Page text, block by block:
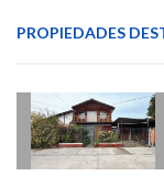
PROPIEDADES